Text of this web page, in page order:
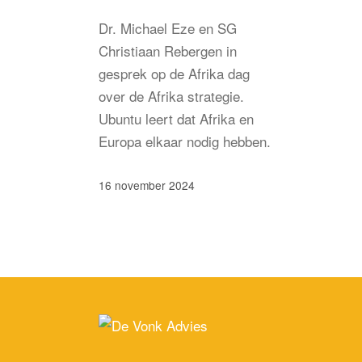
Dr. Michael Eze en SG
Christiaan Rebergen in
gesprek op de Afrika dag
over de Afrika strategie.
Ubuntu leert dat Afrika en
Europa elkaar nodig hebben.
16 november 2024